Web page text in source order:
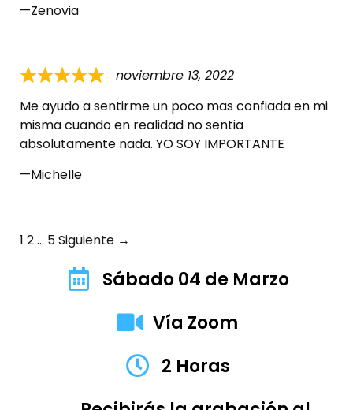
Zenovia
noviembre 13, 2022
Me ayudo a sentirme un poco mas confiada en mi
misma cuando en realidad no sentia
absolutamente nada. YO SOY IMPORTANTE
Michelle
1 2… 5Siguiente →
Sábado 04 de Marzo
Vía Zoom
2 Horas